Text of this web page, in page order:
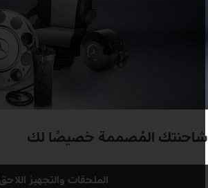
المُصممة خصيصًا لك
الملحقات والتجهيز اللاحق